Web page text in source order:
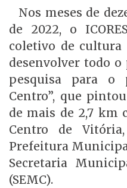
Nos meses de
de 2022, o
coletivo de cultura
desenvolver todo
pesquisa para o
Centro”, que
de mais de 2,7 km
Centro de
Prefeitura
Secretaria
(SEMC).